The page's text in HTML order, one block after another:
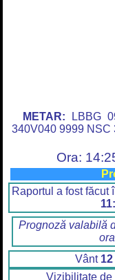
METAR: LBBG
340V040 9999 NSC
Ora:
Raportul a fost făcut
Prognoză valabilă
Vânt 12
Vizibilitate de